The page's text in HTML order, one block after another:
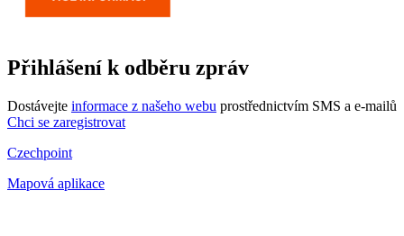
Přihlášení k odběru zpráv
Dostávejte informace z našeho webu prostřednictvím SMS a e-mailů
Chci se zaregistrovat
Czechpoint
Mapová aplikace